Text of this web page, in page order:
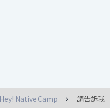
Hey! Native Camp 請告訴我